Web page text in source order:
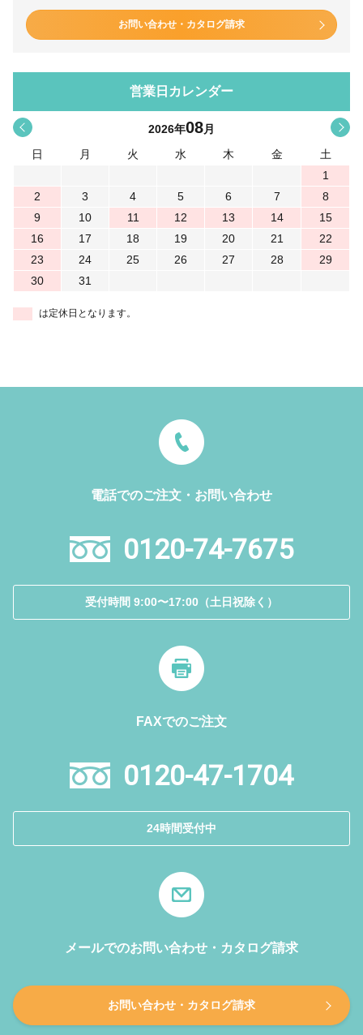
お問い合わせ・カタログ請求
営業日カレンダー
< 2026年08月
日
月 火 水 木 金
土
1
2
3 4 5 6 7
8
9
10 11 12 13 14
15
16
17 18 19 20 21
22
23
24 25 26 27 28
29
30
31
は定休日となります。
電話でのご注文・お問い合わせ
0120-74-7675
受付時間 9:00〜17:00（土日祝除く）
FAXでのご注文
0120-47-1704
24時間受付中
メールでのお問い合わせ・カタログ請求
お問い合わせ・カタログ請求